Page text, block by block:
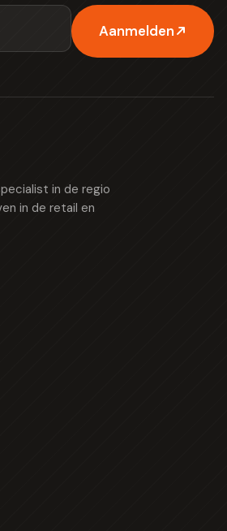
Aanmelden
in de regio
in de retail en